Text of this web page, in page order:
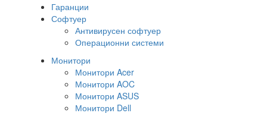
Гаранции
Софтуер
Антивирусен софтуер
Операционни системи
Монитори
Монитори Acer
Монитори AOC
Монитори ASUS
Монитори Dell